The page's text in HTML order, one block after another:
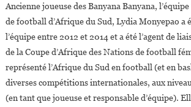
Ancienne joueuse des Banyana Banyana,
de football d’Afrique du Sud, Lydia Monyepao a
l’équipe entre 2012 et 2014 et a été l’agent de
de la Coupe d’Afrique des Nations de football
représenté l’Afrique du Sud en football (et en
diverses compétitions internationales, aux
(en tant que joueuse et responsable d’équipe).